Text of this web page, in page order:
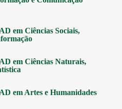
em Ciências Sociais,
em Ciências Naturais,
em Artes e Humanidades